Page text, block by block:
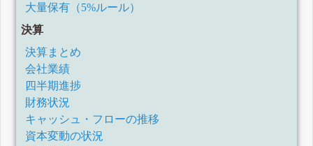
大量保有（5%ルール）
決算
決算まとめ
会社業績
四半期進捗
財務状況
キャッシュ・フローの推移
資本変動の状況